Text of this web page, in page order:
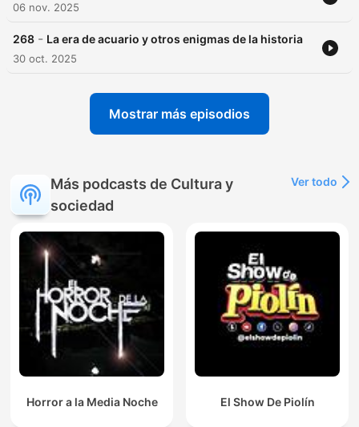
06 nov. 2025
268 - La era de acuario y otros enigmas de la historia
30 oct. 2025
Mostrar más episodios
Más podcasts de Cultura y
sociedad
Ver todo
Horror a la Media Noche El Show De Piolín